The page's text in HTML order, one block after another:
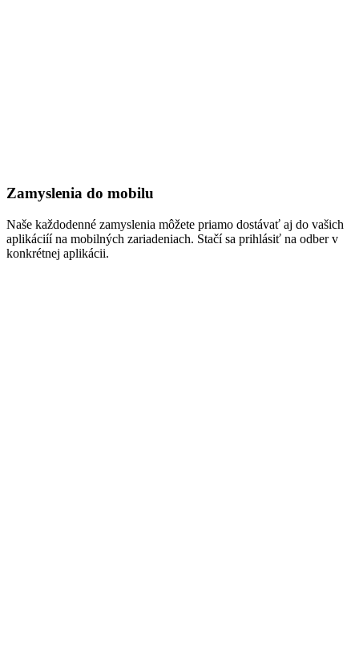
Zamyslenia do mobilu
Naše každodenné zamyslenia môžete priamo dostávať aj do vašich
aplikáciíí na mobilných zariadeniach. Stačí sa prihlásiť na odber v
konkrétnej aplikácii.